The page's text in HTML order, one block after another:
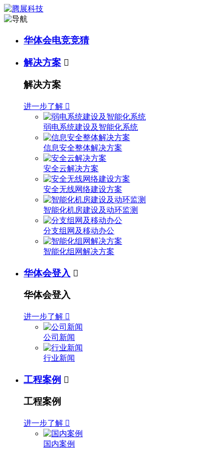
华体会电竞竞猜
解决方案 
解决方案
进一步了解 
弱电系统建设及智能化系统
信息安全整体解决方案
安全云解决方案
安全无线网络建设方案
智能化机房建设及动环监测
分支组网及移动办公
智能化组网解决方案
华体会登入 
华体会登入
进一步了解 
公司新闻
行业新闻
工程案例 
工程案例
进一步了解 
国内案例